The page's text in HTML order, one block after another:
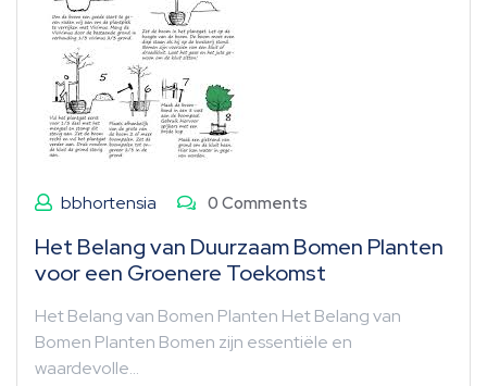
bbhortensia 0 Comments
Het Belang van Duurzaam Bomen Planten
voor een Groenere Toekomst
Het Belang van Bomen Planten Het Belang van
Bomen Planten Bomen zijn essentiële en
waardevolle…